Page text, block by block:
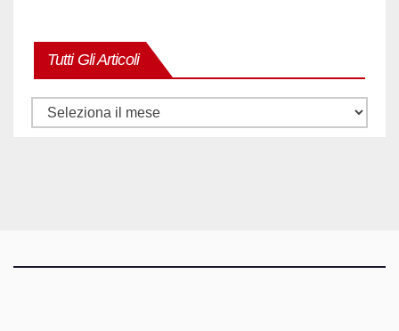
Tutti Gli Articoli
Tutti